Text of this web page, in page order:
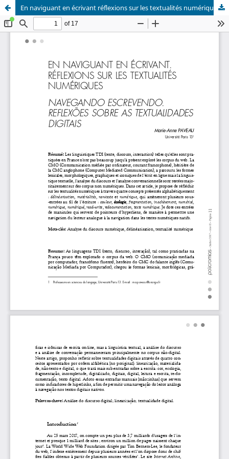
En naviguant en écrivant réflexions sur les textualités numériques